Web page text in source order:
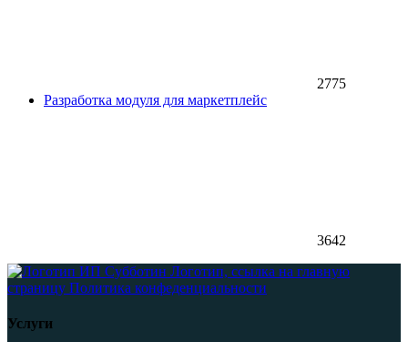
2775
Разработка модуля для маркетплейс
3642
Логотип, ссылка на главную
страницу Политика конфеденциальности
Услуги